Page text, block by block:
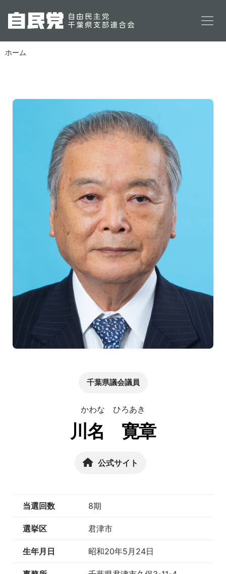
ホーム
千葉県議会議員
かわな ひろあき
川名 寛章
公式サイト
当選回数 8期
選挙区 君津市
生年月日 昭和20年5月24日